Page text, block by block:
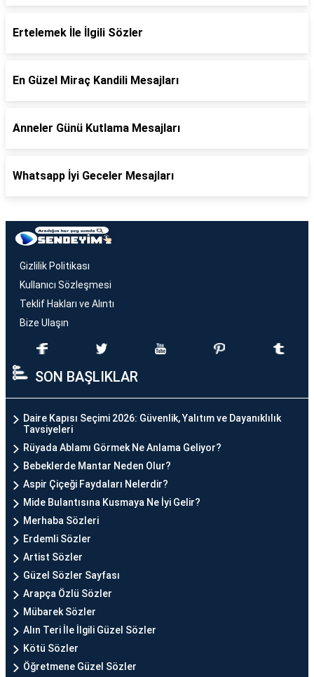
Ertelemek İle İlgili Sözler
En Güzel Miraç Kandili Mesajları
Anneler Günü Kutlama Mesajları
Whatsapp İyi Geceler Mesajları
Gizlilik Politikası
Kullanıcı Sözleşmesi
Teklif Hakları ve Alıntı
Bize Ulaşın
SON BAŞLIKLAR
Daire Kapısı Seçimi 2026: Güvenlik, Yalıtım ve Dayanıklılık
Tavsiyeleri
Rüyada Ablamı Görmek Ne Anlama Geliyor?
Bebeklerde Mantar Neden Olur?
Aspir Çiçeği Faydaları Nelerdir?
Mide Bulantısına Kusmaya Ne İyi Gelir?
Merhaba Sözleri
Erdemli Sözler
Artist Sözler
Güzel Sözler Sayfası
Arapça Özlü Sözler
Mübarek Sözler
Alın Teri İle İlgili Güzel Sözler
Kötü Sözler
Öğretmene Güzel Sözler